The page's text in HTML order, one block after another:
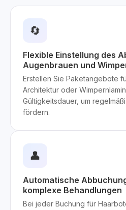
🔄
Flexible Einstellung des
Augenbrauen und
Erstellen Sie Paketangebote
Architektur oder
Gültigkeitsdauer, um
fördern.
👤
Automatische
komplexe Behandlungen
Bei jeder Buchung für